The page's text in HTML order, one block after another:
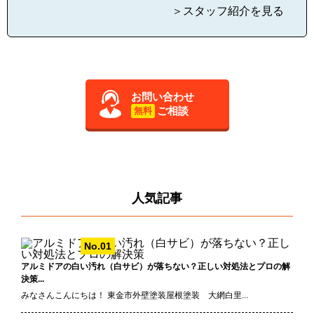
＞スタッフ紹介を見る
お問い合わせ
無料 ご相談
人気記事
アルミドアの白い汚れ（白サビ）が落ちない？正しい対処法とプロの解
決策...
みなさんこんにちは！ 東金市外壁塗装屋根塗装 大網白里...